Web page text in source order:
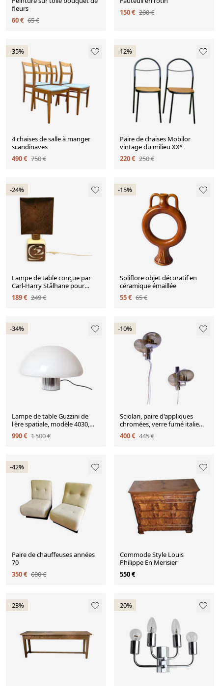
fleurs
60 € 65 €
150 € 200 €
-35%
4 chaises de salle à manger
scandinaves
490 € 750 €
-12%
Paire de chaises Mobilor
vintage du milieu XX°
220 € 250 €
-24%
Lampe de table conçue par
Carl-Harry Stålhane pour
Rørstrand Suède dans les
années 1960.
189 € 249 €
-15%
Soliflore objet décoratif en
céramique émaillée
55 € 65 €
-34%
Lampe de table Guzzini de
l'ère spatiale, modèle 4030,
Italie 1970
990 € 1 500 €
-10%
Sciolari, paire d'appliques
chromées, verre fumé italie
1970's
400 € 445 €
-42%
Paire de chauffeuses années
70
350 € 600 €
Commode Style Louis
Philippe En Merisier
550 €
-23% -20%